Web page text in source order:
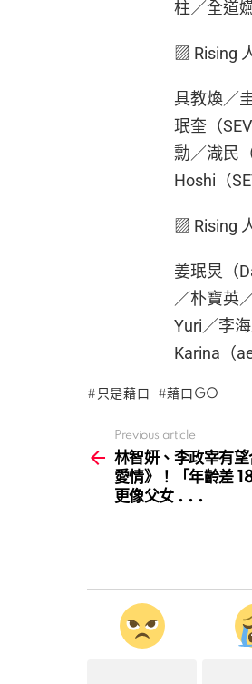
柱／全道
▨ Rising
具教煥／
珉奎（
勳／渽民
Hoshi（
▨ Rising
姜珉炅（
／朴寶英
Yuri／李
Karina（
只是藉口 藉口GO
more
Previous article
林智妍、李政宰有
愛情》！「年齡差
更像父女 . . .